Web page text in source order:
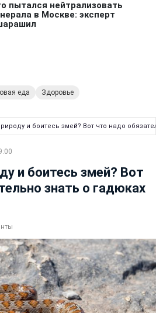
еда Здоровье
и боитесь змей? Вот что надо
и боитесь змей? Вот
знать о гадюках